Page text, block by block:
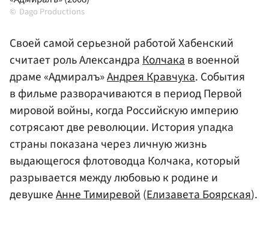
Dago Productions
Своей самой серьезной работой Хабенский
считает роль АлександраКолчакав военной
драме «Адмиралъ»Андрея Кравчука. События
в фильме разворачиваются в период Первой
мировой войны, когда Российскую империю
сотрясают две революции. История упадка
страны показана через личную жизнь
выдающегося флотоводца Колчака, который
разрывается между любовью к родине и
девушкеАнне Тимиревой(Елизавета Боярская).